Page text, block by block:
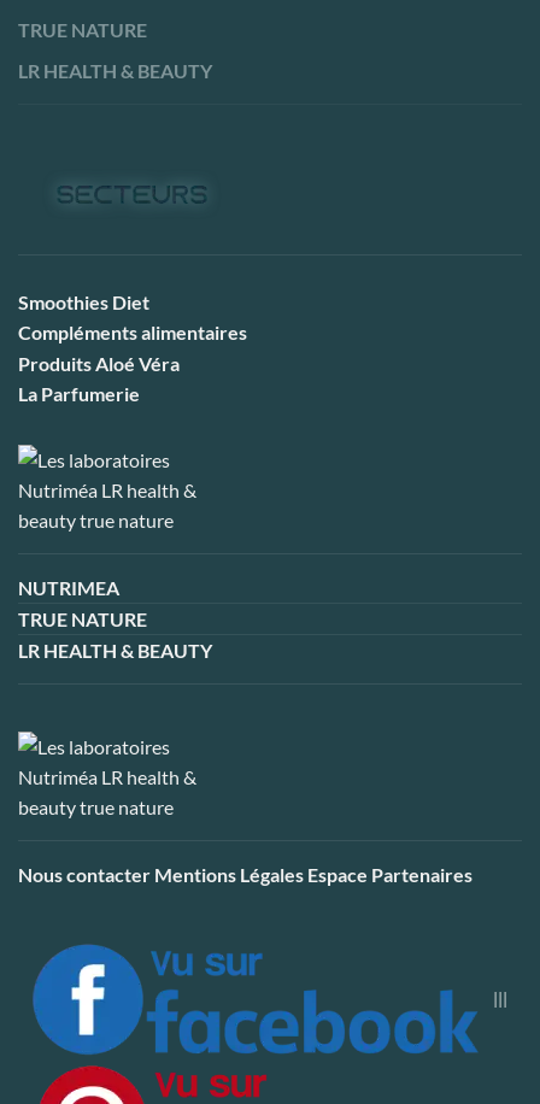
TRUE NATURE
LR HEALTH & BEAUTY
Smoothies Diet
Compléments alimentaires
Produits Aloé Véra
La Parfumerie
NUTRIMEA
TRUE NATURE
LR HEALTH & BEAUTY
Nous contacter Mentions Légales Espace Partenaires
|||